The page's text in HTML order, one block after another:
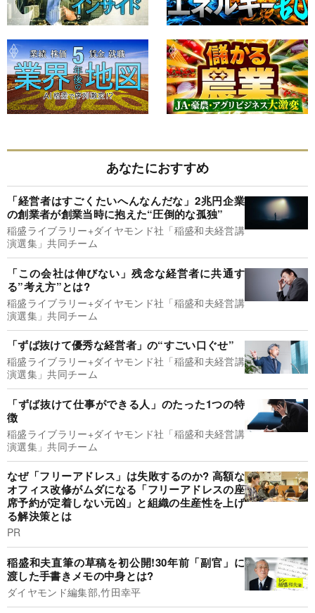
あなたにおすすめ
「経営者はすごくたいへんなんだな」2兆円企業
の創業者が創業当時に抱えた“圧倒的な孤独”
稲盛ライブラリー+ダイヤモンド社「稲盛和夫経営講
演選集」共同チーム
「この会社は伸びない」残念な経営者に共通す
る”考え方”とは?
稲盛ライブラリー+ダイヤモンド社「稲盛和夫経営講
演選集」共同チーム
「ずば抜けて優秀な経営者」の“すごい口ぐせ”
稲盛ライブラリー+ダイヤモンド社「稲盛和夫経営講
演選集」共同チーム
「ずば抜けて仕事ができる人」のたった1つの特
徴
稲盛ライブラリー+ダイヤモンド社「稲盛和夫経営講
演選集」共同チーム
なぜ「フリーアドレス」は失敗するのか? 高額な
オフィス改修がムダになる「フリーアドレスの座
席予約が定着しない元凶」と組織の生産性を上げ
る解決策とは
PR
稲盛和夫直筆の草稿を初公開!30年前「副官」に
渡した手書きメモの中身とは?
ダイヤモンド編集部,竹田幸平